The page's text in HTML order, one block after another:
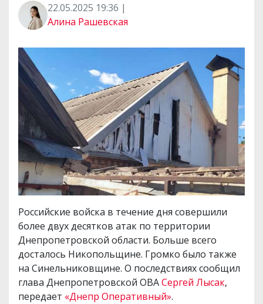
22.05.2025 19:36 |
Алина Рашевская
Российские войска в течение дня совершили
более двух десятков атак по территории
Днепропетровской области. Больше всего
досталось Никопольщине. Громко было также
на Синельниковщине. О последствиях сообщил
глава Днепропетровской ОВАСергей Лысак,
передает «Днепр Оперативный».